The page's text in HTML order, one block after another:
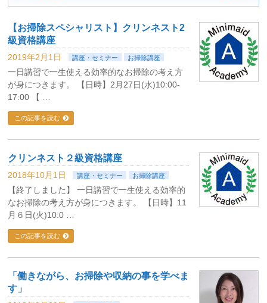
【お掃除スペシャリスト】クリンネスト2
級資格講座
2019年2月1日 講座・セミナー お掃除講座
一日講習で一生使える効率的なお掃除の考え方
が身につきます。 【日時】2月27日(水)10:00-
17:00 【 …
この記事を読む
クリンネスト２級資格講座
2018年10月1日 講座・セミナー お掃除講座
【終了しました】 一日講習で一生使える効率的
なお掃除の考え方が身につきます。 【日時】11
月６日(火)10:0 …
この記事を読む
「働きながら、お掃除や収納の事を学べま
す」